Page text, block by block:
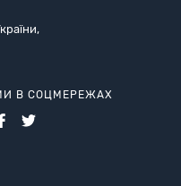
В СОЦМЕРЕЖАХ